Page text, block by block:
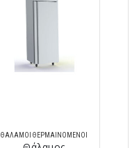
ΘΆΛΑΜΟΙ ΘΕΡΜΑΙΝΌΜΕΝΟΙ